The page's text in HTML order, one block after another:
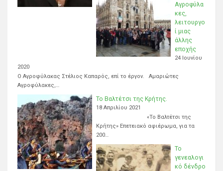
Αγροφύλα
κες,
λειτουργο
ί μιας
άλλης
εποχής
24 Ιουνίου
2020
Ο Αγροφύλακας Στέλιος Καπαρός, επί το έργον. Αμαριώτες
Αγροφύλακες,…
Το Βαλτέτσι της Κρήτης.
18 Απριλίου 2021
«Το Βαλτέτσι της
Κρήτης» Επετειακό αφιέρωμα, για τα
200…
Το
γενεαλογι
κό δένδρο